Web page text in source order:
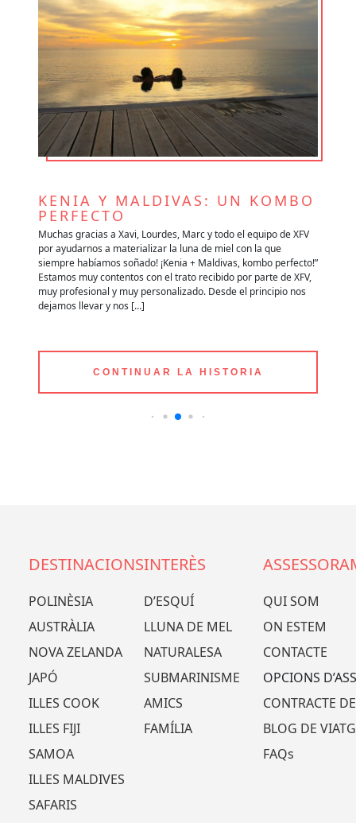
KENIA Y MALDIVAS: UN KOMBO
PERFECTO
Muchas gracias a Xavi, Lourdes, Marc y todo el equipo de XFV
por ayudarnos a materializar la luna de miel con la que
siempre habíamos soñado! ¡Kenia + Maldivas, kombo perfecto!”
Estamos muy contentos con el trato recibido por parte de XFV,
muy profesional y muy personalizado. Desde el principio nos
dejamos llevar y nos […]
CONTINUAR LA HISTORIA
DESTINACIONS
POLINÈSIA
AUSTRÀLIA
NOVA ZELANDA
JAPÓ
ILLES COOK
ILLES FIJI
SAMOA
ILLES MALDIVES
SAFARIS
INTERÈS
D’ESQUÍ
LLUNA DE MEL
NATURALESA
SUBMARINISME
AMICS
FAMÍLIA
QUI SOM
ON ESTEM
CONTACTE
OPCIONS
CONTRACTE
BLOG DE
FAQs